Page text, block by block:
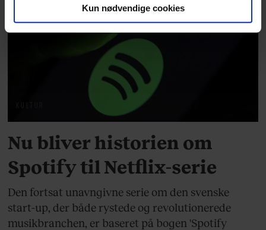
Du kan til enhver tid trække dit samtykke tilbage via
linket, du finder i vores cookiepolitik. Du kan læse mere
om vores brug af cookies, samarbejdspartnere og
behandling af dine personoplysninger i forbindelse
privatlivspolitik
Kun nødvendige cookies
Nu bliver historien om
Spotify til Netflix-serie
Den fortsat unavngivne serie om den svenske
start-up, der både rystede og revolutionerede
musikbranchen, er baseret på bogen 'Spotify